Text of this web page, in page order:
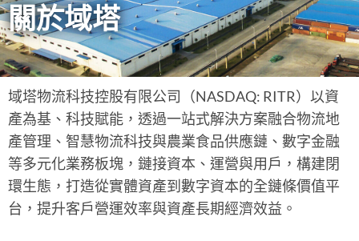
關於域塔
域塔物流科技控股有限公司（NASDAQ: RITR）以資
產為基、科技賦能，透過一站式解決方案融合物流地
產管理、智慧物流科技與農業食品供應鏈、數字金融
等多元化業務板塊，鏈接資本、運營與用戶，構建閉
環生態，打造從實體資產到數字資本的全鏈條價值平
台，提升客戶營運效率與資產長期經濟效益。